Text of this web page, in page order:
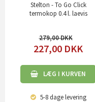
Stelton - To Go Click
termokop 0.4 l. laevis
279,00
227,00 DKK
LÆG I KURVEN
5-8 dagelevering